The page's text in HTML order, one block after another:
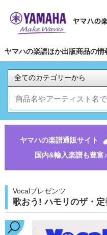
ヤマハの楽譜ほか出版商品の情
ヤマハの楽譜通販サイト
国内&輸入楽譜も豊富♪
Vocalプレゼンツ
歌おう! ハモリのザ・